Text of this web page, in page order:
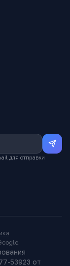
для отправки
53923 от